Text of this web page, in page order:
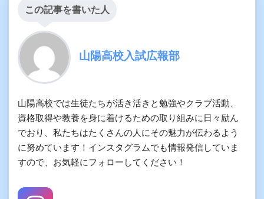
この記事を書いた人
山陽高校入試広報部
山陽高校では生徒たちが活き活きと勉強やクラブ活動、
資格取得や教養を身に着けるための取り組みに日々励ん
でおり、私たちはたくさんの人にその魅力が伝わるよう
に努めています！インスタグラムでも情報発信していま
すので、お気軽にフォローしてください！